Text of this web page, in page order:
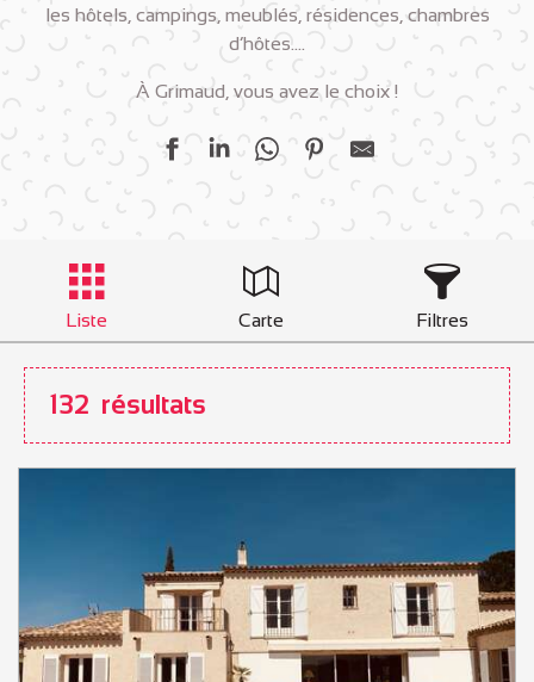
les hôtels, campings, meublés, résidences, chambres
d’hôtes….
À Grimaud, vous avez le choix !
Liste Carte Filtres
132 résultats